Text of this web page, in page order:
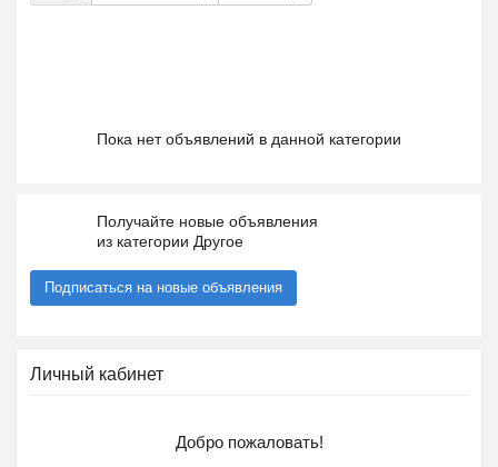
Пока нет объявлений в данной категории
Получайте новые объявления
из категории Другое
Подписаться на новые объявления
Личный кабинет
Добро пожаловать!